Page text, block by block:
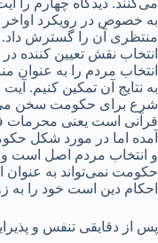
می‌کنند. دیدگاه چهارم را
به خصوص در رویکرد
منتظری آن را گسترش داد.
انتخاب نقش تعیین کننده در
انتخاب مردم را به عنوان
به نتایج آن تمکین کنیم.
شرع برای حکومت سخن
قرآنی است یعنی محرمات
آمده اما در مورد شکل
و انتخاب مردم اصل است و
حکومت نمی‌تواند به عنوان
احکام دین است خود را به
پس از دقایقی تنفس و